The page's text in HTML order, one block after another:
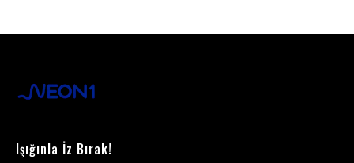
Işığınla İz Bırak!